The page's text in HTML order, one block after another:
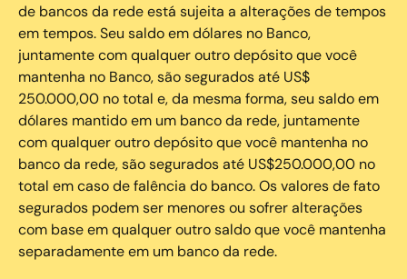
de bancos da rede está sujeita a alterações de tempos
em tempos. Seu saldo em dólares no Banco,
juntamente com qualquer outro depósito que você
mantenha no Banco, são segurados até US$
250.000,00 no total e, da mesma forma, seu saldo em
dólares mantido em um banco da rede, juntamente
com qualquer outro depósito que você mantenha no
banco da rede, são segurados até US$250.000,00 no
total em caso de falência do banco. Os valores de fato
segurados podem ser menores ou sofrer alterações
com base em qualquer outro saldo que você mantenha
separadamente em um banco da rede.